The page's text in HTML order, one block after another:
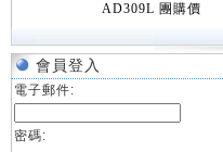
AD309L 團購價
會員登入
電子郵件:
密碼: